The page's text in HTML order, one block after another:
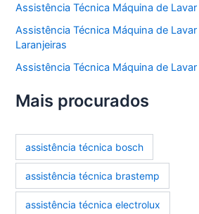
Assistência Técnica Máquina de
Assistência Técnica Máquina de
Laranjeiras
Assistência Técnica Máquina de Lavar
Mais procurados
assistência técnica bosch
assistência técnica brastemp
assistência técnica electrolux